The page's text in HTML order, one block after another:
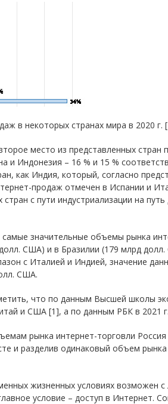
в некоторых странах мира в 2020 г.
место из представленных стран
и Индонезия – 16 % и 15 %
как Индия, который, согласно
продаж отмечен в Испании и
с пути индустриализации на
значительные объемы рынка
США) и в Бразилии (179 млрд
с Италией и Индией, значение
США.
что по данным Высшей школы
и США [1], а по данным РБК в
рынка интернет-торговли Россия
и разделив одинаковый объем
жизненных условиях возможен
условие – доступ в Интернет.